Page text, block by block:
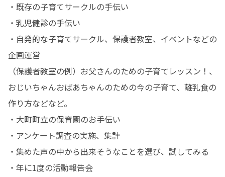
・既存の子育てサークルの手伝い
・乳児健診の手伝い
・自発的な子育てサークル、保護者教室、イベントなどの
企画運営
（保護者教室の例）お父さんのための子育てレッスン！、
おじいちゃんおばあちゃんのための今の子育て、離乳食の
作り方などなど。
・大町町立の保育園のお手伝い
・アンケート調査の実施、集計
・集めた声の中から出来そうなことを選び、試してみる
・年に1度の活動報告会